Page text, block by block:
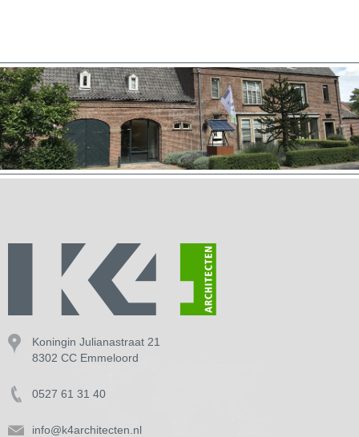
Koningin Julianastraat 21
8302 CC Emmeloord
0527 61 31 40
info@k4architecten.nl